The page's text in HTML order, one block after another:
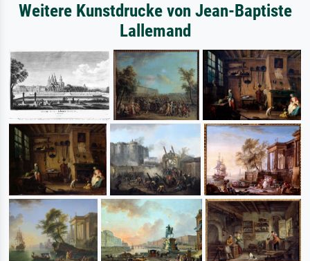
Weitere Kunstdrucke von Jean-Baptiste
Lallemand